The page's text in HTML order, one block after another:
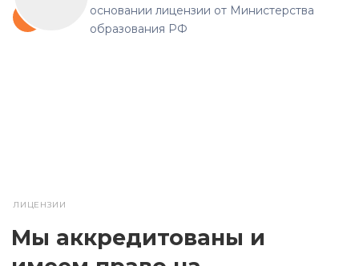
основании лицензии от Министерства
образования РФ
ЛИЦЕНЗИИ
Мы аккредитованы и